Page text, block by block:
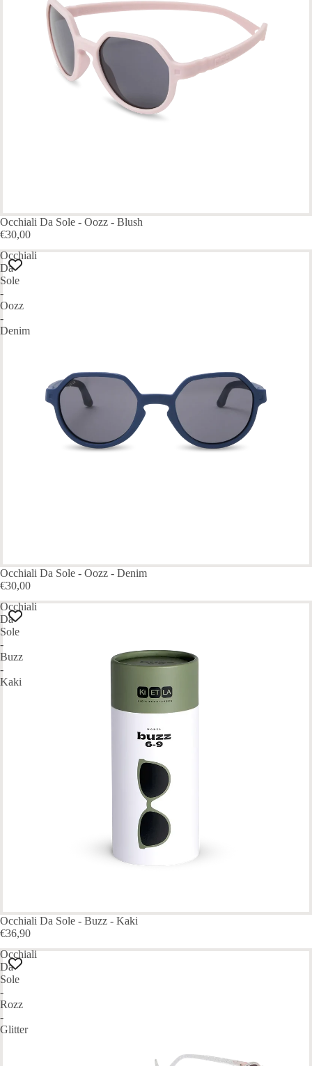
Occhiali Da Sole - Oozz - Blush
€30,00
Occhiali
Da
Sole
-
Oozz
-
Denim
Occhiali Da Sole - Oozz - Denim
€30,00
Occhiali
Da
Sole
-
Buzz
-
Kaki
Occhiali Da Sole - Buzz - Kaki
€36,90
Occhiali
Da
Sole
-
Rozz
-
Glitter